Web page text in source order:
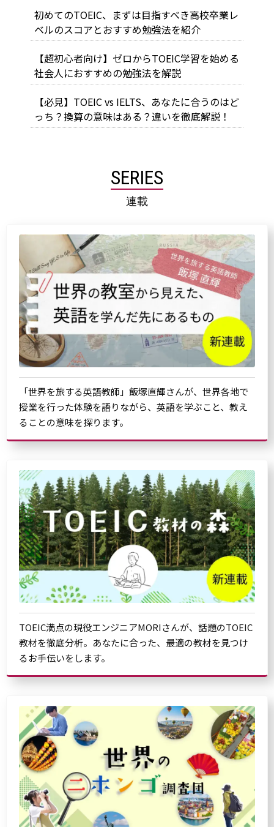
初めてのTOEIC、まずは目指すべき高校卒業レ
ベルのスコアとおすすめ勉強法を紹介
【超初心者向け】ゼロからTOEIC学習を始める
社会人におすすめの勉強法を解説
【必見】TOEIC vs IELTS、あなたに合うのはど
っち？換算の意味はある？違いを徹底解説！
SERIES
連載
「世界を旅する英語教師」飯塚直輝さんが、世界各地で
授業を行った体験を語りながら、英語を学ぶこと、教え
ることの意味を探ります。
TOEIC満点の現役エンジニアMORIさんが、話題のTOEIC
教材を徹底分析。あなたに合った、最適の教材を見つけ
るお手伝いをします。